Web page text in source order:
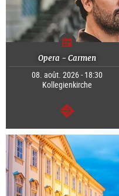
Opera - Carmen
08. août. 2026 - 18:30
Kollegienkirche
Continuer